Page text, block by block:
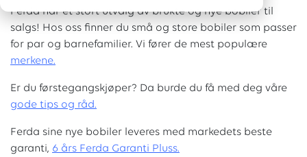
Ferda har et stort utvalg av brukte og nye bobiler til
salgs! Hos oss finner du små og store bobiler som passer
for par og barnefamilier. Vi fører de mest populære
merkene.
Er du førstegangskjøper? Da burde du få med deg våre
gode tips og råd.
Ferda sine nye bobiler leveres med markedets beste
garanti, 6 års Ferda Garanti Pluss.